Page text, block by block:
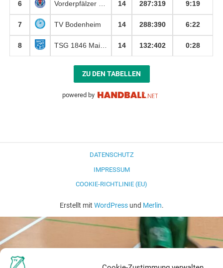
6 Vorderpfälzer Luchse 14 287:319 9:19
7 TV Bodenheim 14 288:390 6:22
8 TSG 1846 Mainz-Bretzenheim 14 132:402 0:28
ZU DEN TABELLEN
powered by
DATENSCHUTZ
IMPRESSUM
COOKIE-RICHTLINIE (EU)
Erstellt mit WordPressund Merlin.